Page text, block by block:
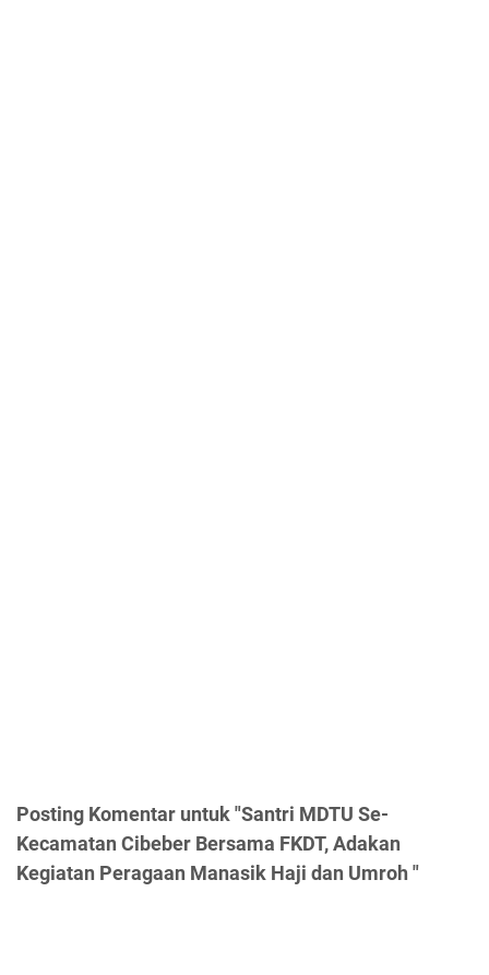
Posting Komentar untuk "Santri MDTU Se-
Kecamatan Cibeber Bersama FKDT, Adakan
Kegiatan Peragaan Manasik Haji dan Umroh "